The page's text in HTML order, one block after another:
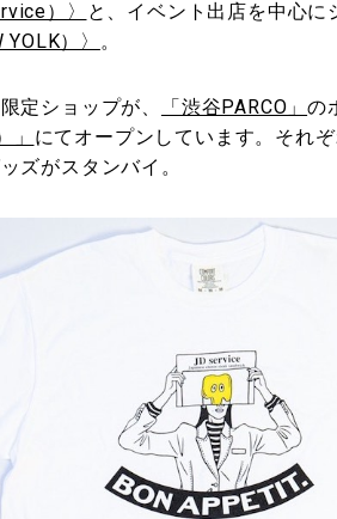
）〉
と、イベント出店を中心に
）〉 。
定ショップが、 「渋谷PARCO」の
」 にてオープンしています。それ
ズがスタンバイ。